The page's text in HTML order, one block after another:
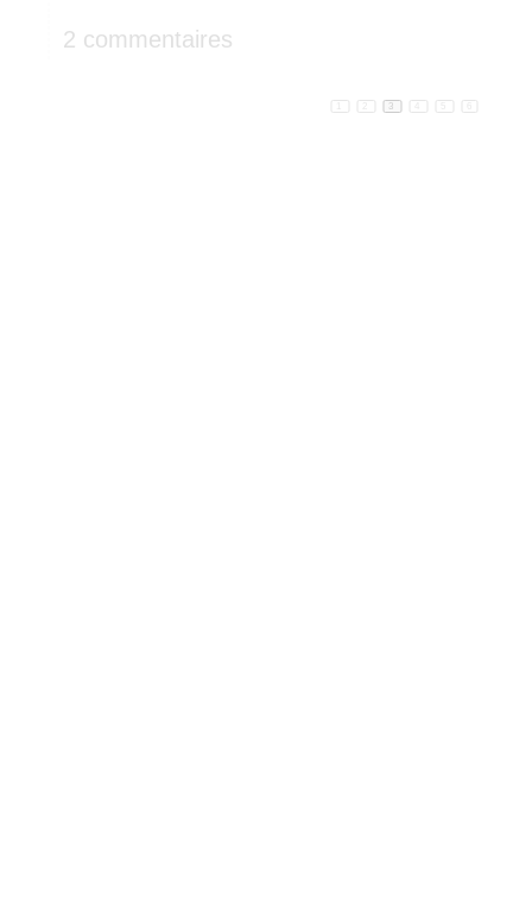
2 commentaires
3